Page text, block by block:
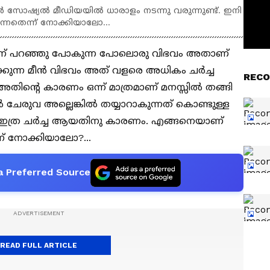
സോഷ്യൽ മീഡിയയിൽ ധാരാളം നടന്നു വരുന്നുണ്ട്. ഇനി
നോക്കിയാലോ...
പറഞ്ഞു പോകുന്ന പോലൊരു വിഭവം അതാണ്
മീൻ വിഭവം അത് വളരെ അധികം ചർച്ച
അതിന്റെ കാരണം ഒന്ന് മാത്രമാണ് മനസ്സിൽ തങ്ങി
അല്ലെങ്കിൽ തയ്യാറാകുന്നത് കൊണ്ടുള്ള
ചർച്ച ആയതിനു കാരണം. എങ്ങനെയാണ്
നോക്കിയാലോ?...
Preferred Source
READ FULL ARTICLE